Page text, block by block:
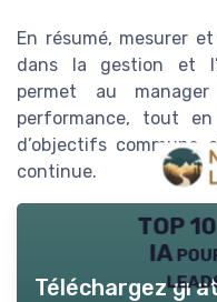
En résumé, mesurer
dans la gestion et
permet au
performance, tout
d’objectifs communs
continue.
TOP
IA
Téléchargez